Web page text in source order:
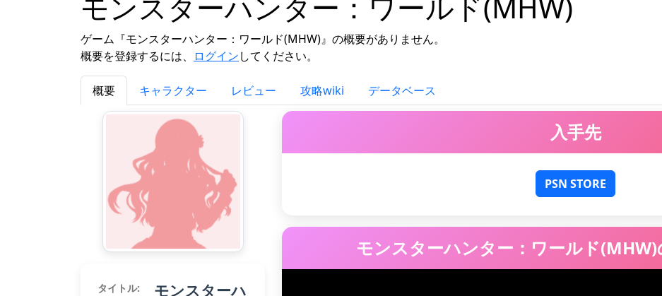
ゲーム『モンスターハンター：ワールド(MHW)』の概要がありません。
概要を登録するには、
ログインしてください。
概要 キャラクター レビュー 攻略wiki データベース
タイトル:
モンスターハ
入手先
PSN STORE
モンスターハンター：ワールド